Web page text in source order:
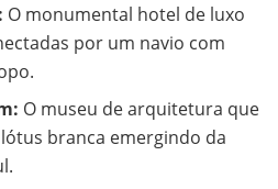
O monumental hotel de luxo
por um navio com
O museu de arquitetura que
branca emergindo da